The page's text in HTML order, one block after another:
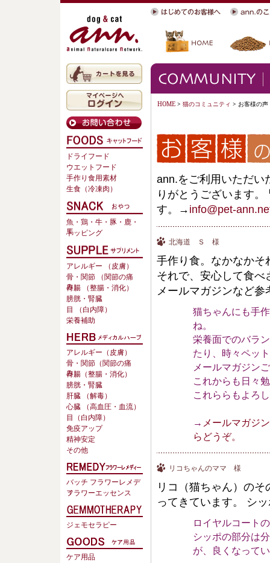
HOME > 猫のコミュニティ > お客様の声
ann.をご利用いただい
りがとうございます
す。→ info@pet-
北海道 Ｓ 様
手作り食。なかなかそ
それで、安心して食
メールマガジンなど
猫ちゃんにも手
ね。
栄養面でのバラ
たり、時々ペッ
メールマガジン
これからも日々
これららもよろ
→ メールマガジ
らどうぞ。
リコちゃんのママ 様
リコ（猫ちゃん）の
ってきています。 シ
ロイヤルコート
シッポの部分は
が、良くなって
ドライフード
ウエットフード
手作り食用素材
生食（冷凍肉）
魚・鶏・牛・豚・鹿・
馬
トッピング
アレルギー （皮膚）
骨・関節 （関節の痛
み）
胃腸 （整腸・消化）
膀胱・腎臓
目 （白内障）
栄養補助
アレルギー（皮膚）
骨・関節（関節の痛
み）
胃腸（整腸・消化）
膀胱・腎臓
肝臓 （解毒）
心臓 （高血圧・血流）
目（白内障）
免疫アップ
精神安定
その他
バッチ フラワーレメデ
ィ
フラワーエッセンス
ジェモセラピー
ケア用品